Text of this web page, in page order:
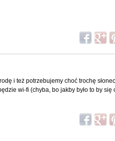
i też potrzebujemy choć trochę
wi-fi (chyba, bo jakby było to by